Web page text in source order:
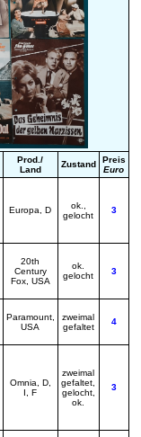
Prod./
Land
Zustand
Preis
Euro
Europa, D
ok.,
gelocht
3
20th
Century
Fox, USA
ok.
gelocht
3
Paramount,
USA
zweimal
gefaltet
4
Omnia, D,
I, F
zweimal
gefaltet,
gelocht,
ok.
3